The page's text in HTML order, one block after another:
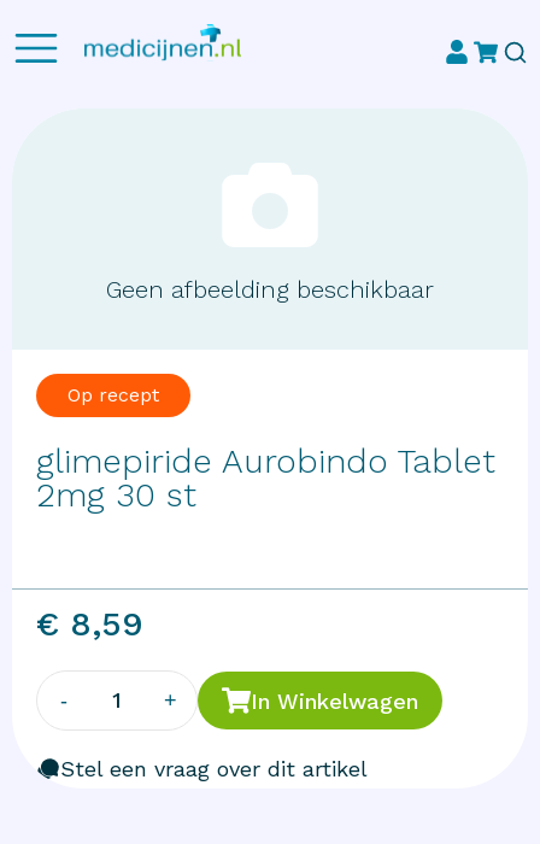
Geen afbeelding beschikbaar
Op recept
glimepiride Aurobindo Tablet
2mg 30 st
€ 8,59
- 1 + In Winkelwagen
Stel een vraag over dit artikel